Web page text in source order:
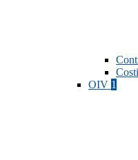
OIV 1